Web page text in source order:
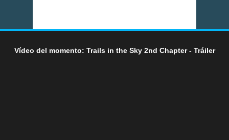
Vídeo del momento: Trails in the Sky 2nd Chapter - Tráiler